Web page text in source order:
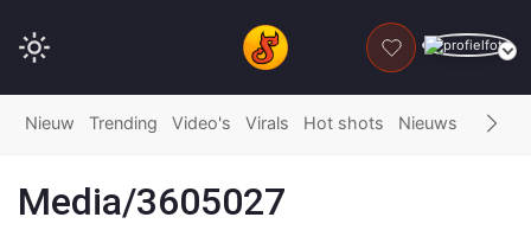
DONEER
Nieuw Trending Video's Virals Hot shots Nieuws Fails
Media/3605027